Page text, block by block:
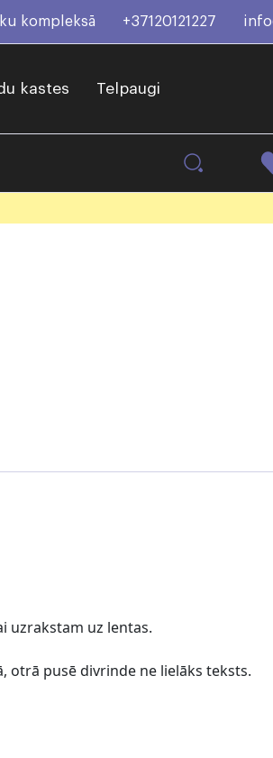
kompleksā +37120121227
kastes Telpaugi
uzrakstam uz lentas.
otrā pusē divrinde ne lielāks teksts.